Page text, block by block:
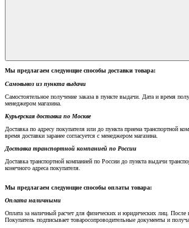
Мы предлагаем следующие способы доставки товара:
Самовывоз из пункта выдачи
Самостоятельное получение заказа в пункте выдачи. Дата и время
менеджером магазина.
Курьерская доставка по Москве
Доставка по адресу покупателя или до пункта приема транспортной
время доставки заранее согласуется с менеджером магазина.
Доставка транспортной компанией по России
Доставка транспортной компанией по России до пункта выдачи
конечного адреса покупателя.
Мы предлагаем следующие способы оплаты товара:
Оплата наличными
Оплата за наличный расчет для физических и юридических лиц. После
Покупатель подписывает товаросопроводительные документы и